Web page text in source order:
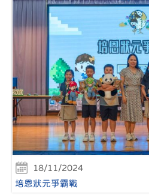
18/11/2024
培恩狀元爭霸戰